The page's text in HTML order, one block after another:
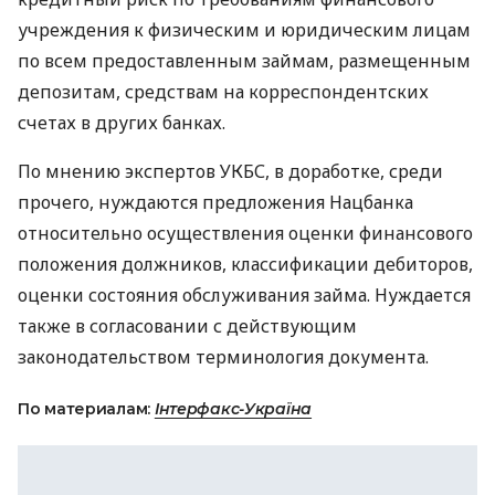
учреждения к физическим и юридическим лицам
по всем предоставленным займам, размещенным
депозитам, средствам на корреспондентских
счетах в других банках.
По мнению экспертов УКБС, в доработке, среди
прочего, нуждаются предложения Нацбанка
относительно осуществления оценки финансового
положения должников, классификации дебиторов,
оценки состояния обслуживания займа. Нуждается
также в согласовании с действующим
законодательством терминология документа.
По материалам: Інтерфакс-Україна